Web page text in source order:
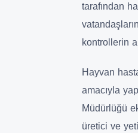
tarafından
kontrollerin
Hayvan
amacıyla
Müdürlüğü
üretici ve